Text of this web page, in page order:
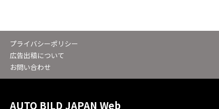
プライバシーポリシー
広告出稿について
お問い合わせ
AUTO BILD JAPAN Web